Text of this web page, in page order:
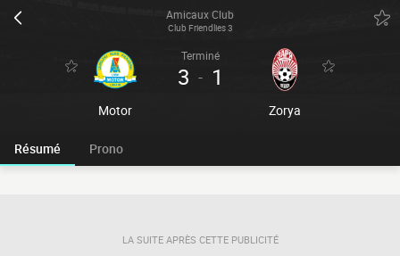
Amicaux Club
Club Friendlies 3
Motor
Terminé
3 - 1
Zorya
Résumé Prono
LA SUITE APRÈS CETTE PUBLICITÉ